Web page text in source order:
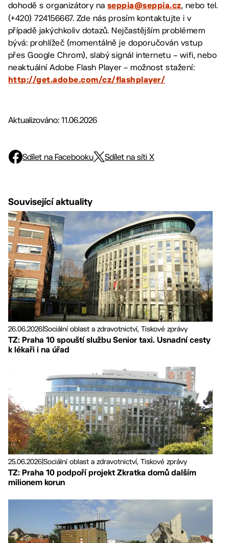
dohodě s organizátory na seppia@seppia.cz, nebo tel.
(+420) 724156667. Zde nás prosím kontaktujte i v
případě jakýchkoliv dotazů. Nejčastějším problémem
bývá: prohlížeč (momentálně je doporučován vstup
přes Google Chrom), slabý signál internetu – wifi, nebo
neaktuální Adobe Flash Player – možnost stažení:
http://get.adobe.com/cz/flashplayer/
Aktualizováno: 11.06.2026
Sdílet na Facebooku Sdílet na síti X
Související aktuality
26.06.2026Sociální oblast a zdravotnictví, Tiskové zprávy
TZ: Praha 10 spouští službu Senior taxi. Usnadní cesty
k lékaři i na úřad
25.06.2026Sociální oblast a zdravotnictví, Tiskové zprávy
TZ: Praha 10 podpoří projekt Zkratka domů dalším
milionem korun